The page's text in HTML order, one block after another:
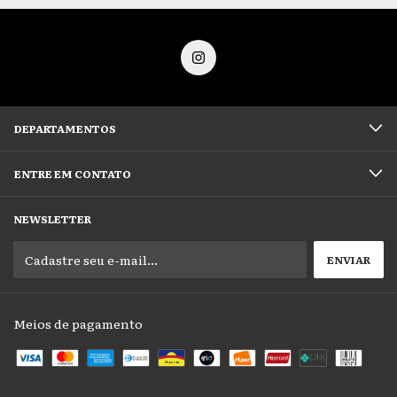
DEPARTAMENTOS
ENTRE EM CONTATO
NEWSLETTER
Meios de pagamento